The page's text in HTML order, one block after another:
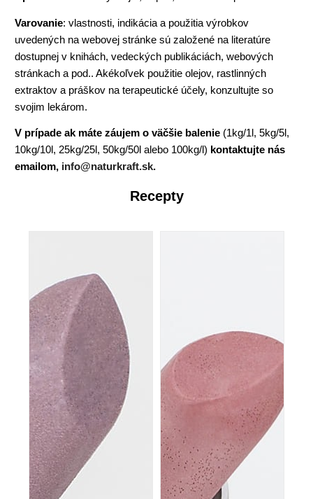
Varovanie: vlastnosti, indikácia a použitia výrobkov
uvedených na webovej stránke sú založené na literatúre
dostupnej v knihách, vedeckých publikáciách, webových
stránkach a pod.. Akékoľvek použitie olejov, rastlinných
extraktov a práškov na terapeutické účely, konzultujte so
svojim lekárom.
V prípade ak máte záujem o väčšie balenie (1kg/1l, 5kg/5l,
10kg/10l, 25kg/25l, 50kg/50l alebo 100kg/l) kontaktujte nás
emailom, info@naturkraft.sk.
Recepty